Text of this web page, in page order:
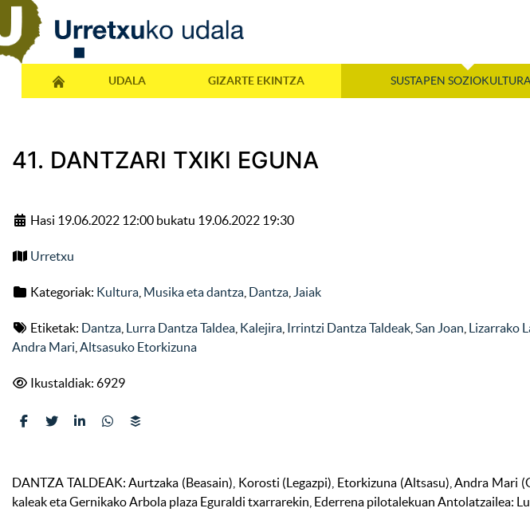
UDALA GIZARTE EKINTZA SUSTAPEN
41. DANTZARI TXIKI EGUNA
Hasi 19.06.2022 12:00 bukatu 19.06.2022 19:30
Urretxu
Kategoriak: Kultura Musika eta dantza Dantza Jaiak
Etiketak: Dantza Lurra Dantza Taldea Kalejira Irrintzi Dantza Taldeak San Joan Lizarrako
Andra Mari Altsasuko Etorkizuna
Ikustaldiak: 6929
DANTZA TALDEAK: Aurtzaka (Beasain), Korosti (Legazpi), Etorkizuna (Altsasu), Andra
kaleak eta Gernikako Arbola plaza Eguraldi txarrarekin, Ederrena pilotalekuan Antolatzailea: